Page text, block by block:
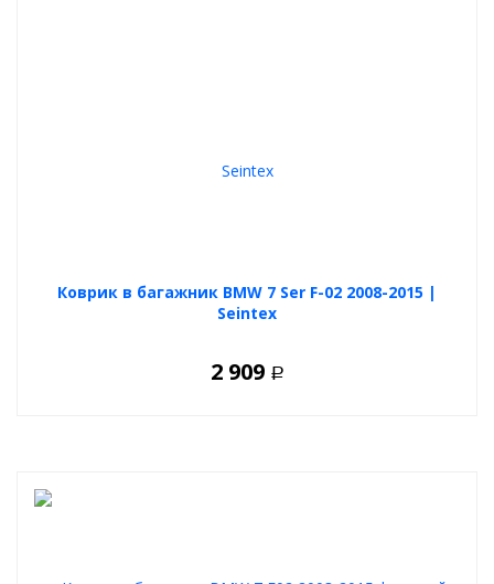
Коврик в багажник BMW 7 Ser F-02 2008-2015 |
Seintex
2 909 Р